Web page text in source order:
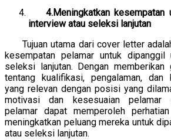
4.Meningkatkan kesempatan
interview atau seleksi lanjutan
Tujuan utama dari cover letter
kesempatan pelamar untuk
seleksi lanjutan. Dengan memberikan
tentang kualifikasi, pengalaman, dan
yang relevan dengan posisi yang
motivasi dan kesesuaian pelamar
pelamar dapat memperoleh
meningkatkan peluang mereka untuk
atau seleksi lanjutan.